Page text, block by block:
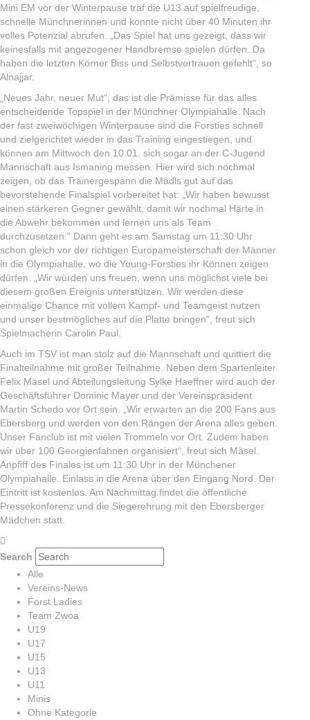
Mini EM vor der Winterpause traf die U13 auf spielfreudige,
schnelle Münchnerinnen und konnte nicht über 40 Minuten ihr
volles Potenzial abrufen. „Das Spiel hat uns gezeigt, dass wir
keinesfalls mit angezogener Handbremse spielen dürfen. Da
haben die letzten Körner Biss und Selbstvertrauen gefehlt“, so
Alnajjar.
„Neues Jahr, neuer Mut“, das ist die Prämisse für das alles
entscheidende Topspiel in der Münchner Olympiahalle. Nach
der fast zweiwöchigen Winterpause sind die Forsties schnell
und zielgerichtet wieder in das Training eingestiegen, und
können am Mittwoch den 10.01. sich sogar an der C-Jugend
Mannschaft aus Ismaning messen. Hier wird sich nochmal
zeigen, ob das Trainergespann die Mädls gut auf das
bevorstehende Finalspiel vorbereitet hat: „Wir haben bewusst
einen stärkeren Gegner gewählt, damit wir nochmal Härte in
die Abwehr bekommen und lernen uns als Team
durchzusetzen.“ Dann geht es am Samstag um 11:30 Uhr
schon gleich vor der richtigen Europameisterschaft der Männer
in die Olympiahalle, wo die Young-Forsties ihr Können zeigen
dürfen. „Wir würden uns freuen, wenn uns möglichst viele bei
diesem großen Ereignis unterstützen. Wir werden diese
einmalige Chance mit vollem Kampf- und Teamgeist nutzen
und unser bestmögliches auf die Platte bringen“, freut sich
Spielmacherin Carolin Paul.
Auch im TSV ist man stolz auf die Mannschaft und quittiert die
Finalteilnahme mit großer Teilnahme. Neben dem Spartenleiter
Felix Mäsel und Abteilungsleitung Sylke Haeffner wird auch der
Geschäftsführer Dominic Mayer und der Vereinspräsident
Martin Schedo vor Ort sein. „Wir erwarten an die 200 Fans aus
Ebersberg und werden von den Rängen der Arena alles geben.
Unser Fanclub ist mit vielen Trommeln vor Ort. Zudem haben
wir über 100 Georgienfahnen organisiert“, freut sich Mäsel.
Anpfiff des Finales ist um 11:30 Uhr in der Münchener
Olympiahalle. Einlass in die Arena über den Eingang Nord. Der
Eintritt ist kostenlos. Am Nachmittag findet die öffentliche
Pressekonferenz und die Siegerehrung mit den Ebersberger
Mädchen statt.
Search
Alle
Vereins-News
Forst Ladies
Team Zwoa
U19
U17
U15
U13
U11
Minis
Ohne Kategorie